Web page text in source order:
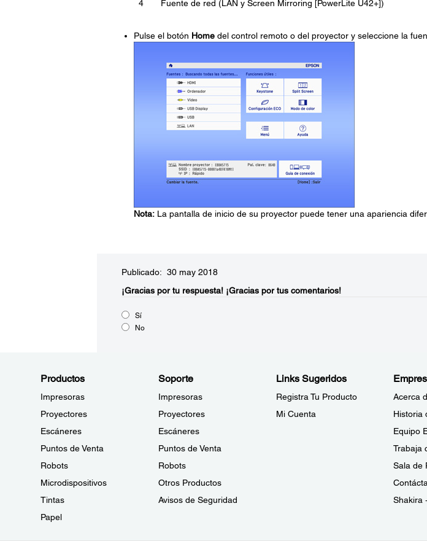
4 Fuente de red (LAN y Screen Mirroring [PowerLite U42+])
Pulse el botón Homedel control remoto o del proyector y seleccione la
Nota:La pantalla de inicio de su proyector puede tener una apariencia
Publicado: 30 may 2018
¡Gracias por tu respuesta! ¡Gracias por tus comentarios!
Sí
No
Productos
Impresoras
Proyectores
Escáneres
Puntos de Venta
Robots
Microdispositivos
Tintas
Papel
Soporte
Impresoras
Proyectores
Escáneres
Puntos de Venta
Robots
Otros Productos
Avisos de Seguridad
Links Sugeridos
Registra Tu Producto
Mi Cuenta
Acerca
Historia
Equipo
Trabaja
Sala de
Shakira